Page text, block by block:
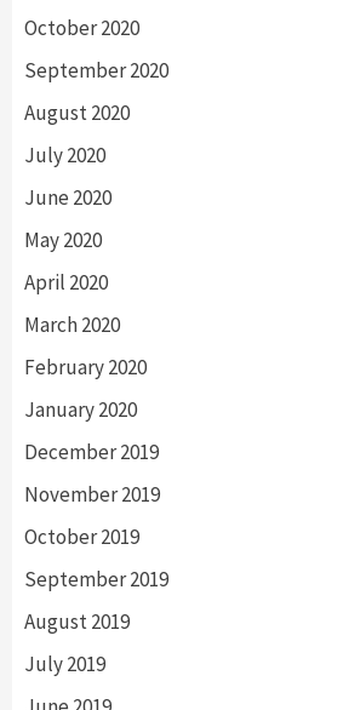
October 2020
September 2020
August 2020
July 2020
June 2020
May 2020
April 2020
March 2020
February 2020
January 2020
December 2019
November 2019
October 2019
September 2019
August 2019
July 2019